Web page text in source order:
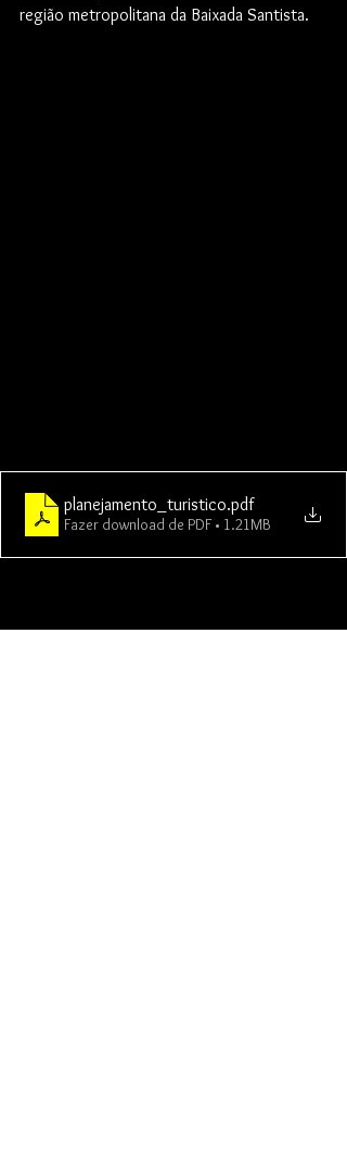
região metropolitana da Baixada Santista.
planejamento_turistico.pdf
Fazer download de PDF • 1.21MB